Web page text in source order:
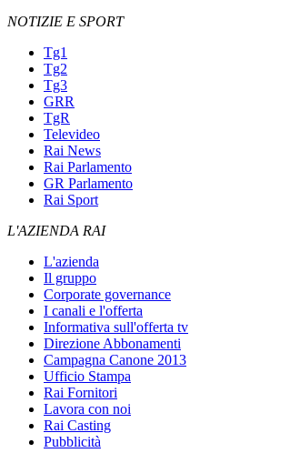
NOTIZIE E SPORT
Tg1
Tg2
Tg3
GRR
TgR
Televideo
Rai News
Rai Parlamento
GR Parlamento
Rai Sport
L'AZIENDA RAI
L'azienda
Il gruppo
Corporate governance
I canali e l'offerta
Informativa sull'offerta tv
Direzione Abbonamenti
Campagna Canone 2013
Ufficio Stampa
Rai Fornitori
Lavora con noi
Rai Casting
Pubblicità